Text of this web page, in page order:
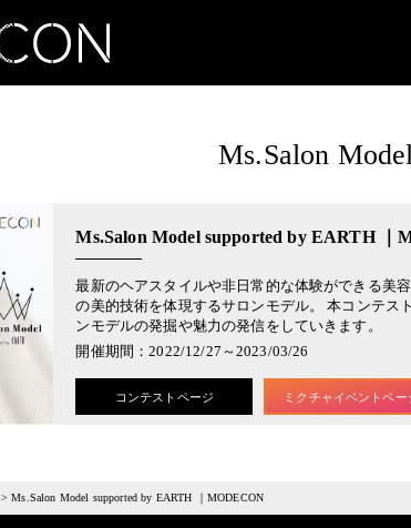
Ms.Salon
Ms.Salon Model supported by EARTH ｜
最新のヘアスタイルや非日常的な体験ができる美
の美的技術を体現するサロンモデル。 本コンテス
ンモデルの発掘や魅力の発信をしていきます。
開催期間：2022/12/27～2023/03/26
コンテストページ ミクチャイベントペー
>Ms.Salon Model supported by EARTH ｜MODECON